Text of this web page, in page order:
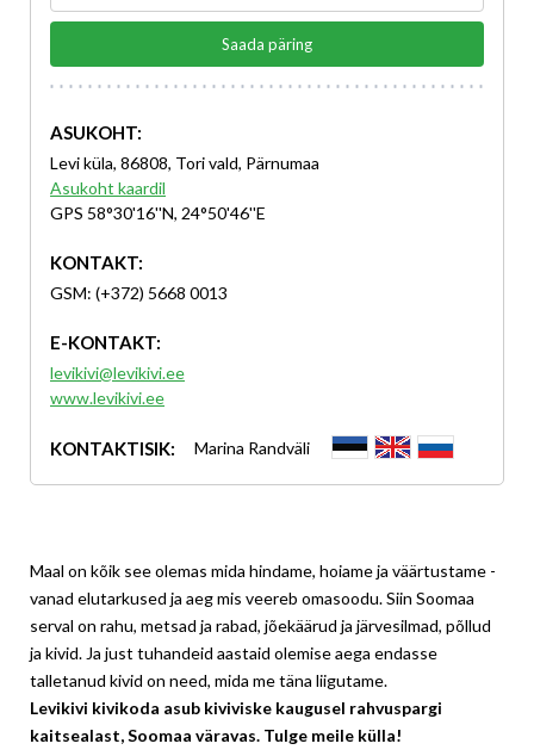
Saada päring
ASUKOHT:
Levi küla, 86808, Tori vald, Pärnumaa
Asukoht kaardil
GPS 58°30'16''N, 24°50'46''E
KONTAKT:
GSM: (+372) 5668 0013
E-KONTAKT:
levikivi@levikivi.ee
www.levikivi.ee
KONTAKTISIK: Marina Randväli
Maal on kõik see olemas mida hindame, hoiame ja väärtustame -
vanad elutarkused ja aeg mis veereb omasoodu. Siin Soomaa
serval on rahu, metsad ja rabad, jõekäärud ja järvesilmad, põllud
ja kivid. Ja just tuhandeid aastaid olemise aega endasse
talletanud kivid on need, mida me täna liigutame.
Levikivi kivikoda asub kiviviske kaugusel rahvuspargi
kaitsealast, Soomaa väravas. Tulge meile külla!